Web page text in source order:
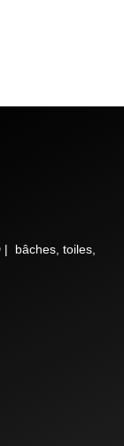
| bâches, toiles,